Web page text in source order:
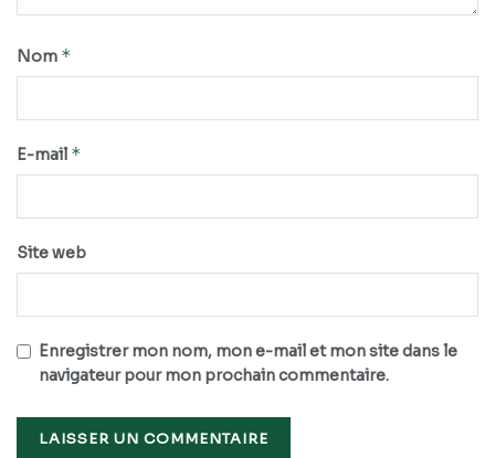
Nom *
E-mail *
Site web
Enregistrer mon nom, mon e-mail et mon site dans le
navigateur pour mon prochain commentaire.